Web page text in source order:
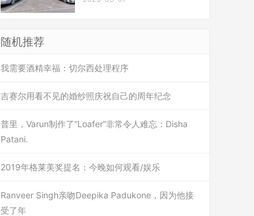
随机推荐
我需要酒精幸福：切尔西处理程序
吉赛尔用看不见的婚纱照庆祝自己的周年纪念
普里，Varun制作了“Loafer”非常令人难忘：Disha
Patani.
2019年格莱美奖提名：今晚如何观看/娱乐
Ranveer Singh亲吻Deepika Padukone，因为他接
受了年